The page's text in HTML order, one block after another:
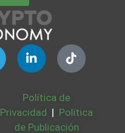
Política de
Privacidad | Política
de Publicación